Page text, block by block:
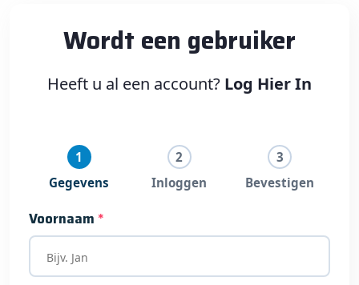
Wordt een gebruiker
Heeft u al een account? Log Hier In
Gegevens Inloggen Bevestigen
Voornaam *